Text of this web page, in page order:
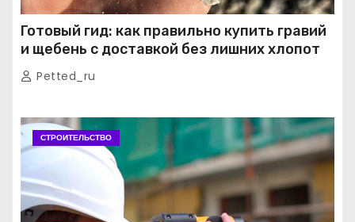
Готовый гид: как правильно купить гравий
и щебень с доставкой без лишних хлопот
Petted_ru
СТРОИТЕЛЬСТВО